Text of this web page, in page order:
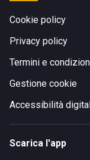
Cookie policy
Privacy policy
Termini e
Gestione cookie
Accessibilità
Scarica l'app